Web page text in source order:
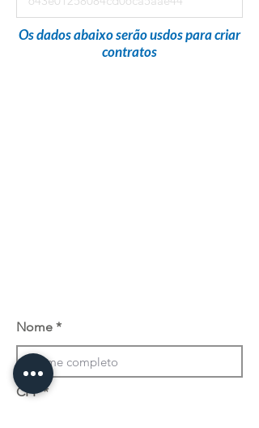
Os dados abaixo serão usdos para criar
contratos
Nome
CPF